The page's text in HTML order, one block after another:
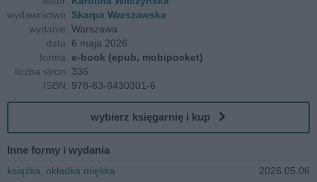
wydawnictwo: Skarpa Warszawska
wydanie: Warszawa
data: 6 maja 2026
forma: e-book (epub, mobipocket)
liczba stron: 336
ISBN: 978-83-8430301-6
wybierz księgarnię i kup
Inne formy i wydania
książka, okładka miękka
2026.05.06